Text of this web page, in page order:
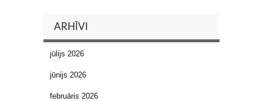
ARHĪVI
jūlijs 2026
jūnijs 2026
februāris 2026